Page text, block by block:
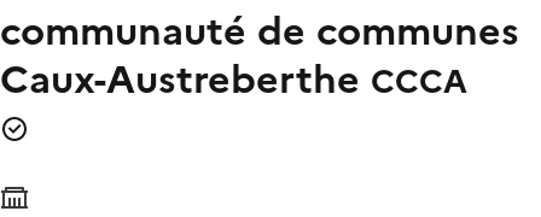
communauté de communes
Caux-Austreberthe CCCA